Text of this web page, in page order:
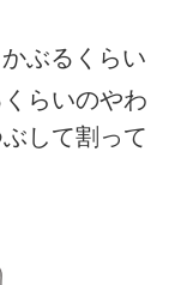
ぶるくらい
らいのやわ
して割って